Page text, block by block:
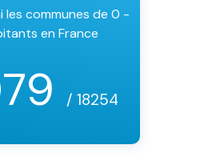
les communes de 0 -
en France
/ 18254